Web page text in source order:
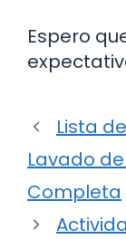
Espero
Lista
Lavado
Completa